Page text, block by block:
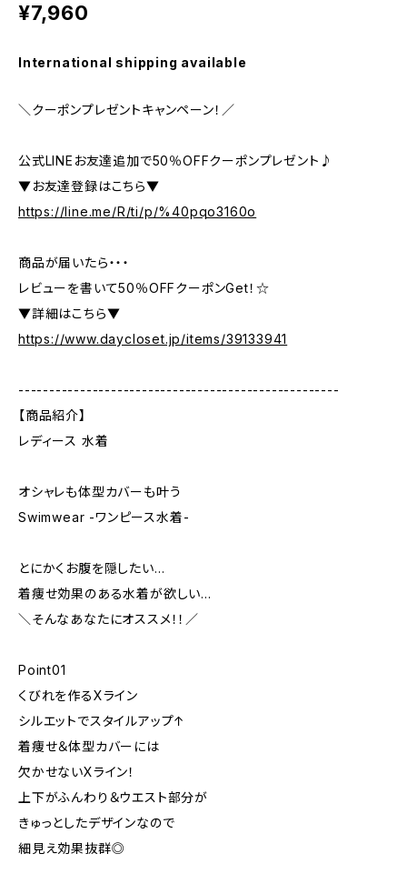
¥7,960
International shipping available
＼クーポンプレゼントキャンペーン！／
公式LINEお友達追加で50％OFFクーポンプレゼント♪
▼お友達登録はこちら▼
https://line.me/R/ti/p/%40pqo3160o
商品が届いたら・・・
レビューを書いて50％OFFクーポンGet！☆
▼詳細はこちら▼
https://www.daycloset.jp/items/39133941
----------------------------------------------------
【商品紹介】
レディース 水着
オシャレも体型カバーも叶う
Swimwear -ワンピース水着-
とにかくお腹を隠したい…
着痩せ効果のある水着が欲しい…
＼そんなあなたにオススメ！！／
Point01
くびれを作るXライン
シルエットでスタイルアップ↑
着痩せ＆体型カバーには
欠かせないXライン！
上下がふんわり＆ウエスト部分が
きゅっとしたデザインなので
細見え効果抜群◎